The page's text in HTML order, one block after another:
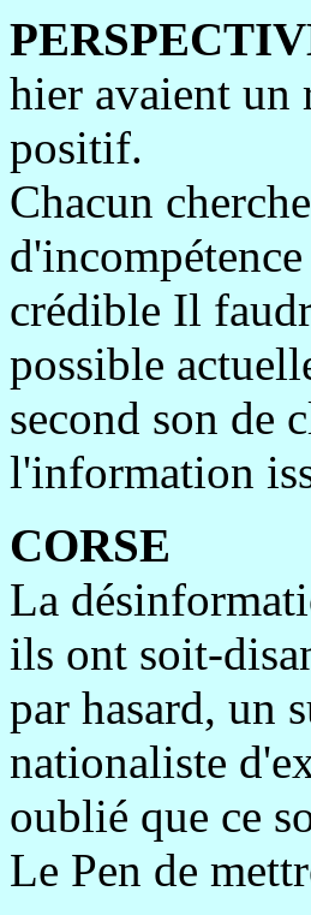
hier avaient un
positif.
Chacun
crédible Il
possible
second son de
l'information
CORSE
La
ils ont soit-
par hasard, un
nationaliste
oublié que ce
Le Pen de